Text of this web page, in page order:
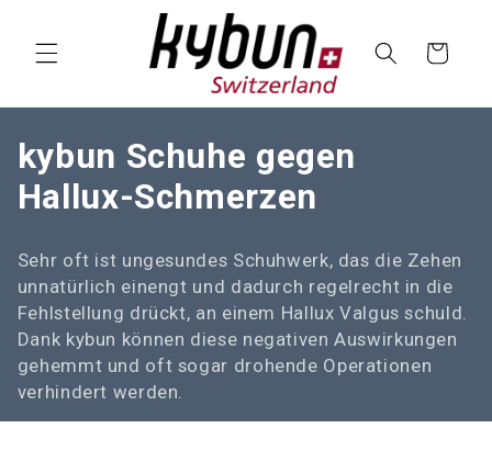
Cart
C
o
l
e
c
t
kybun Schuhe gegen
Hallux-Schmerzen
Sehr oft ist ungesundes Schuhwerk, das die Zehen
unnatürlich einengt und dadurch regelrecht in die
Fehlstellung drückt, an einem Hallux Valgus schuld.
Dank kybun können diese negativen Auswirkungen
gehemmt und oft sogar drohende Operationen
verhindert werden.